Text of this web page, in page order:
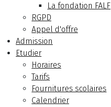
La fondation FALF
RGPD
Appel d'offre
Admission
Etudier
Horaires
Tarifs
Fournitures scolaires
Calendrier